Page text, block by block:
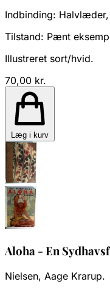
Indbinding: Halvlæder,
Tilstand: Pænt
Illustreret sort/hvid.
70,00 kr.
Læg i kurv
Aloha - En
Nielsen, Aage Krarup.